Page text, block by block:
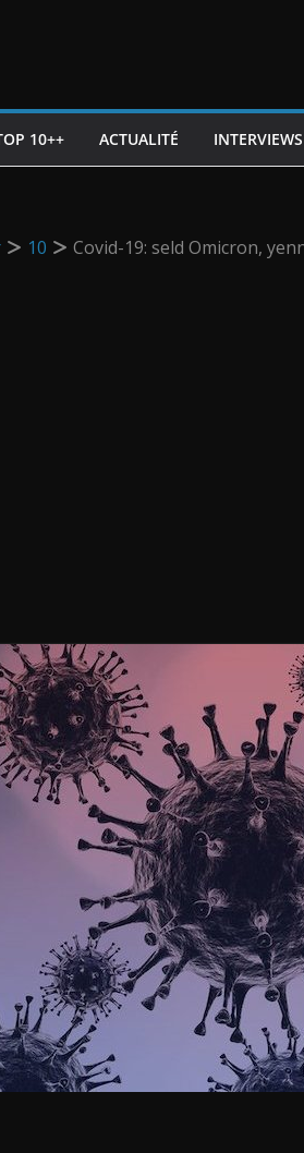
10++ ACTUALITÉ INTERVIEWS
10 Covid-19: seld Omicron,